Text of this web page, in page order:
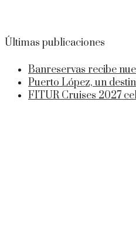
Últimas publicaciones
Banreservas recibe
Puerto López, un
FITUR Cruises 2027